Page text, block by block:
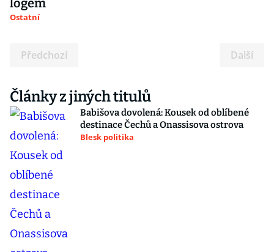
logem
Ostatní
Předchozí Další
Články z jiných titulů
Babišova dovolená: Kousek od oblíbené
destinace Čechů a Onassisova ostrova
Blesk politika